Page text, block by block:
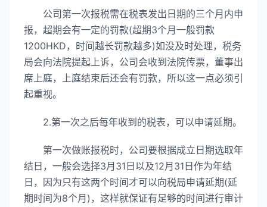
公司第一次报税需在税表发出日期的三个月内申
报，超期会有一定的罚款(超期3个月一般罚款
1200HKD，时间越长罚款越多)如没及时处理，税务
局会向法院提起上诉，公司会收到法院传票，董事出
席上庭，上庭结束后还会有罚款，所以这一点必须引
起重视。
2.第一次之后每年收到的税表，可以申请延期。
第一次做账报税时，公司要根据成立日期选取年
结日，一般会选择3月31日以及12月31日作为年结
日，因为只有这两个时间才可以向税局申请延期(延
期时间为8个月)，这样就保证有足够的时间进行审计